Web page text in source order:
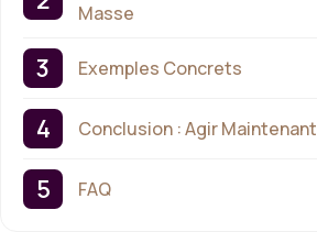
Masse
Exemples Concrets
Conclusion : Agir Maintenant
FAQ